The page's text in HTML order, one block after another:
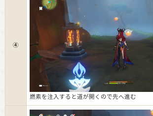
④
燃素を注入すると道が開くので先へ進む